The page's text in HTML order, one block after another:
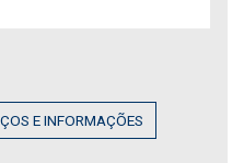
E INFORMAÇÕES